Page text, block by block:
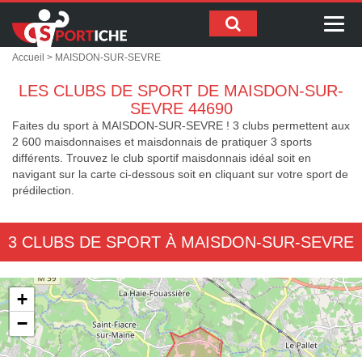
Accueil > MAISDON-SUR-SEVRE
LES CLUBS DE SPORT DE MAISDON-SUR-
SEVRE 44690
Faites du sport à MAISDON-SUR-SEVRE ! 3 clubs permettent aux
2 600 maisdonnaises et maisdonnais de pratiquer 3 sports
différents. Trouvez le club sportif maisdonnais idéal soit en
navigant sur la carte ci-dessous soit en cliquant sur votre sport de
prédilection.
3 CLUBS DE SPORT À MAISDON-SUR-SEVRE
+
−